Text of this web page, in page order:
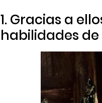
1. Gracias a
habilidades